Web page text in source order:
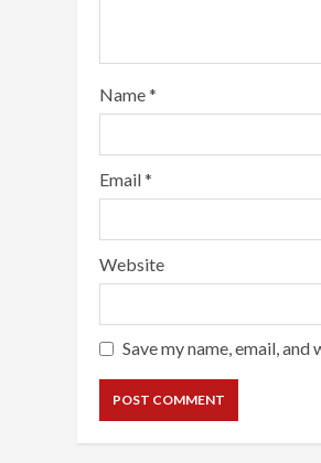
Name*
Email*
Website
Save my name, email,